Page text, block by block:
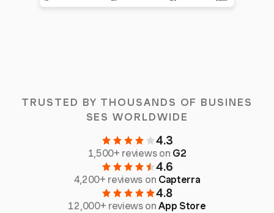
TRUSTED BY THOUSANDS OF BUSINES
SES WORLDWIDE
4.3
1,500+ reviews on G2
4.6
4,200+ reviews on Capterra
4.8
12,000+ reviews onApp Store